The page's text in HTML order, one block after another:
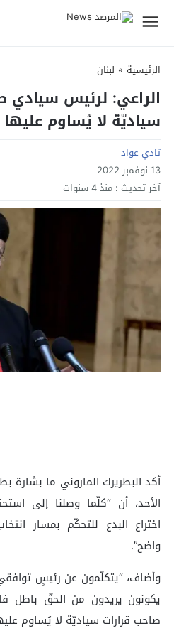
الرئيسية » لبنان
الراعي: لرئيس سيادي
سياديّة لا يُساوم عليها
تادي عواد
13 نوفمبر 2022
آخر تحديث : منذ 4 سنوات
أكد البطريرك الماروني ما بشارة
الأحد، أن “كلّما وصلنا إلى
اختراع البدع للتحكّم بمسار
واضح”.
وأضاف، “يتكلّمون عن رئيسٍ
يكونون يريدون من الحقّ باطل
صاحب قرارات سياديّة لا يُساوم